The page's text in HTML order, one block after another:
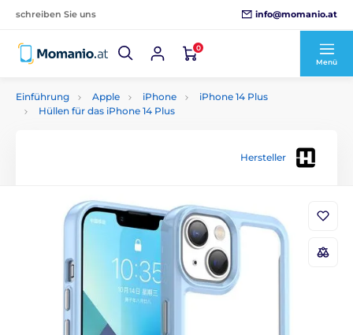
schreiben Sie uns info@momanio.at
0
Menü
Einführung Apple iPhone
iPhone 14 Plus
Hüllen für das iPhone 14 Plus
Hersteller